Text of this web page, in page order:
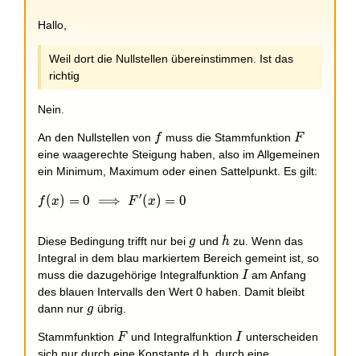
Hallo,
Weil dort die Nullstellen übereinstimmen. Ist das
richtig
Nein.
An den Nullstellen von ffmuss die Stammfunktion F
F
eine waagerechte Steigung haben, also im Allgemeinen
ein Minimum, Maximum oder einen Sattelpunkt. Es gilt:
f(x) = 0 \implies F'(x)= 0
f(x) = 0 ⟹ F ′(x) = 0
Diese Bedingung trifft nur bei g
g und h
hzu. Wenn das
Integral in dem blau markiertem Bereich gemeint ist, so
muss die dazugehörige Integralfunktion I
I am Anfang
des blauen Intervalls den Wert 0 haben. Damit bleibt
dann nur g
g übrig.
Stammfunktion F
F und Integralfunktion I
I unterscheiden